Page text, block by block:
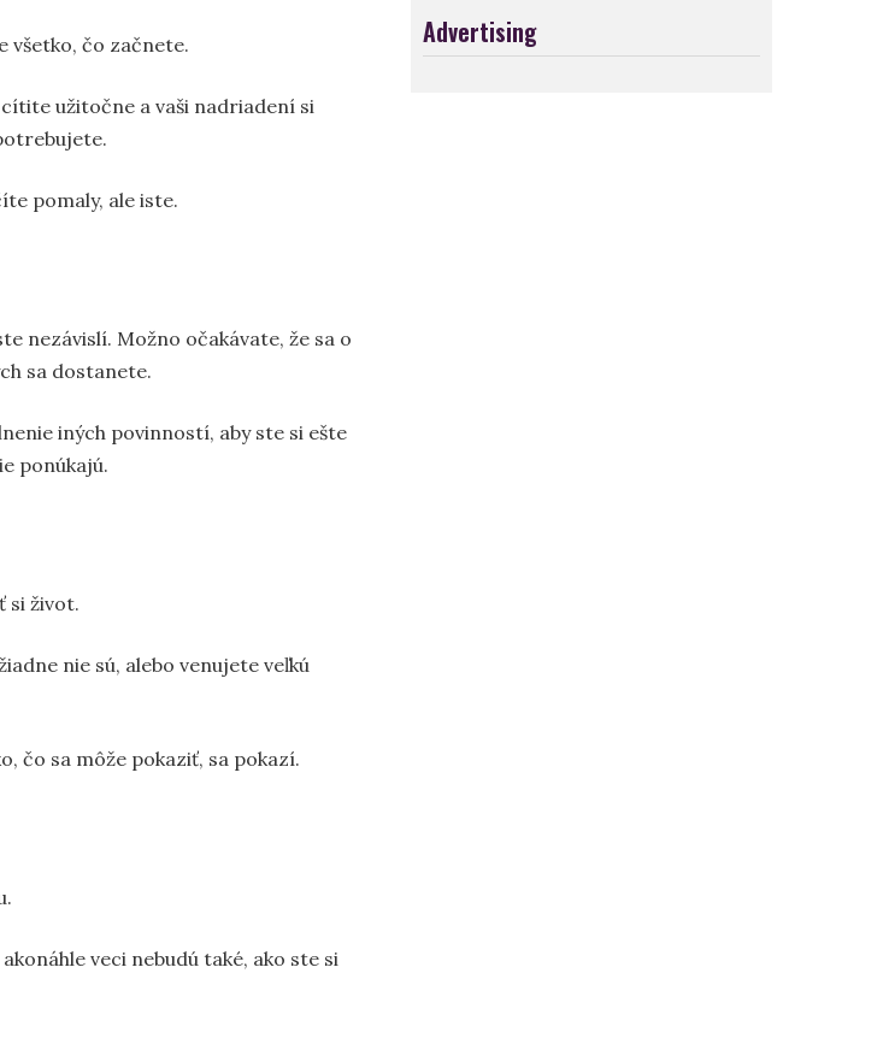
všetko, čo začnete.
užitočne a vaši nadriadení si
pomaly, ale iste.
nezávislí. Možno očakávate, že sa o
sa dostanete.
iných povinností, aby ste si ešte
ponúkajú.
si život.
nie sú, alebo venujete veľkú
čo sa môže pokaziť, sa pokazí.
veci nebudú také, ako ste si
Advertising